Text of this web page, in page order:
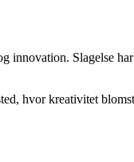
Slagelse
hvor kreativitet